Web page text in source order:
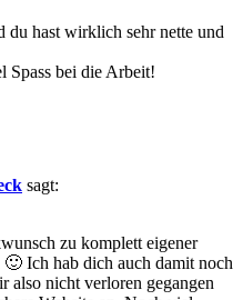
du hast wirklich sehr nette und
Spass bei die Arbeit!
sagt:
zu komplett eigener
Ich hab dich auch damit noch
also nicht verloren gegangen